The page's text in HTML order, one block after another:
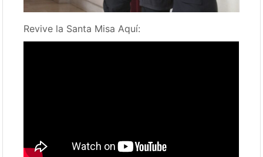
Revive la Santa Misa Aquí: